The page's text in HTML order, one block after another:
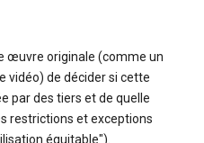
œuvre originale (comme un
vidéo) de décider si cette
par des tiers et de quelle
restrictions et exceptions
équitable").